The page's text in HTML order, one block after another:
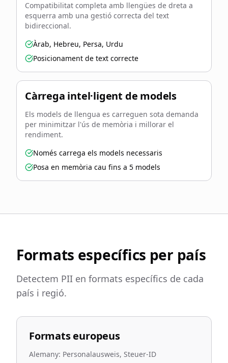
Compatibilitat completa amb llengües de dreta a
esquerra amb una gestió correcta del text
bidireccional.
Àrab, Hebreu, Persa, Urdu
Posicionament de text correcte
Càrrega intel·ligent de models
Els models de llengua es carreguen sota demanda
per minimitzar l'ús de memòria i millorar el
rendiment.
Només carrega els models necessaris
Posa en memòria cau fins a 5 models
Formats específics per país
Detectem PII en formats específics de cada
país i regió.
Formats europeus
Alemany: Personalausweis, Steuer-ID